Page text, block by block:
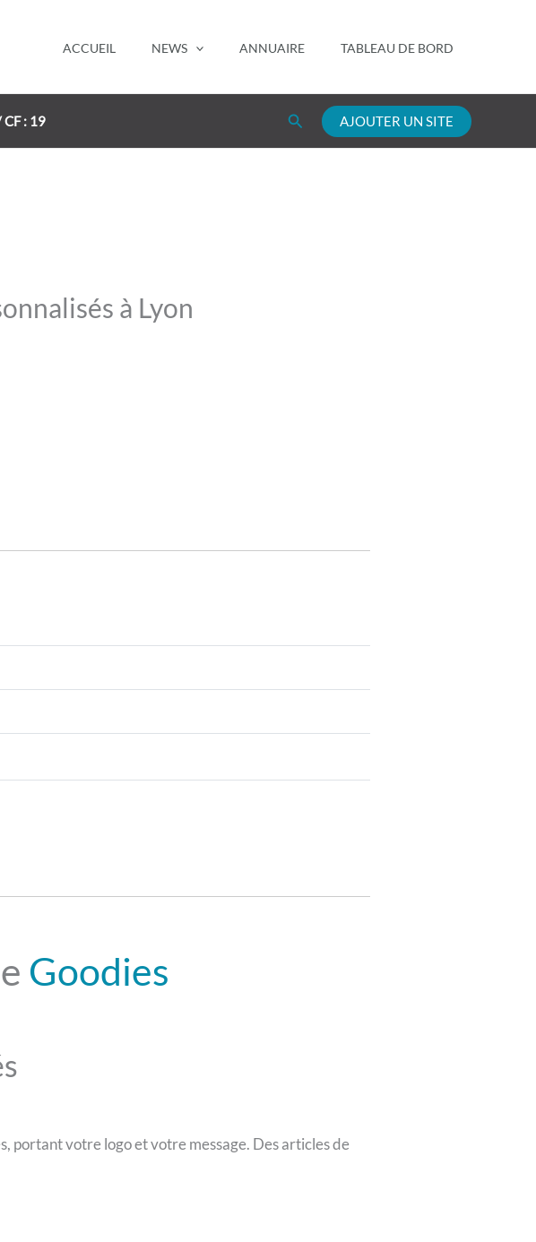
ACCUEIL NEWS ANNUAIRE TABLEAU DE BORD
: 19 RechercherAJOUTER UN SITE
à Lyon
Goodies
portant votre logo et votre message. Des articles de